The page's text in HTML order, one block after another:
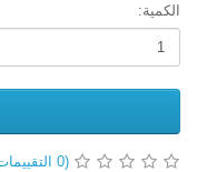
الكمية:
(0 التقييمات)